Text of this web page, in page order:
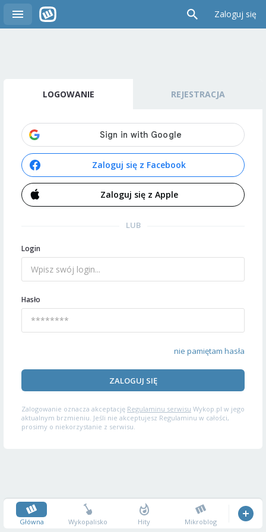
Zaloguj się
LOGOWANIE REJESTRACJA
Zaloguj się z Facebook
Zaloguj się z Apple
LUB
Login
Hasło
nie pamiętam hasła
ZALOGUJ SIĘ
Zalogowanie oznacza akceptację Regulaminu serwisu Wykop.pl w jego
aktualnym brzmieniu. Jeśli nie akceptujesz Regulaminu w całości,
prosimy o niekorzystanie z serwisu.
Główna Wykopalisko Hity Mikroblog